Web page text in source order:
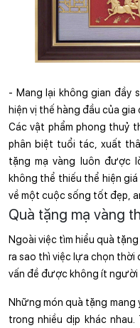
- Mang lại không gian đầy
hiện vị thế hàng đầu của gia
Các vật phẩm phong thuỷ
phân biệt tuổi tác, xuất
tặng mạ vàng luôn được
không thể thiếu thể hiện
về một cuộc sống tốt đẹp,
Quà tặng mạ vàng
Ngoài việc tìm hiểu quà tặng
ra sao thì việc lựa chọn thời
vấn đề được không ít người
Những món quà tặng
trong nhiều dịp khác